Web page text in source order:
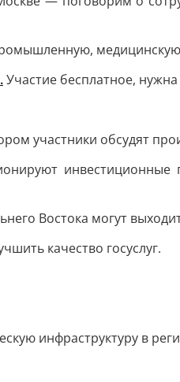
Участие бесплатное,
участники обсудят
Востока могут
качество госуслуг.
инфраструктуру в